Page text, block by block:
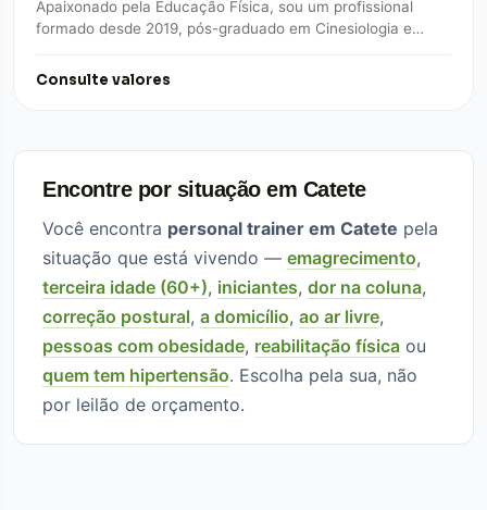
Apaixonado pela Educação Física, sou um profissional
formado desde 2019, pós-graduado em Cinesiologia e
carioca, casado…
Consulte valores
Encontre por situação em Catete
Você encontra personal trainer em Catete pela
situação que está vivendo — emagrecimento,
terceira idade (60+), iniciantes, dor na coluna,
correção postural, a domicílio, ao ar livre,
pessoas com obesidade, reabilitação física ou
quem tem hipertensão. Escolha pela sua, não
por leilão de orçamento.